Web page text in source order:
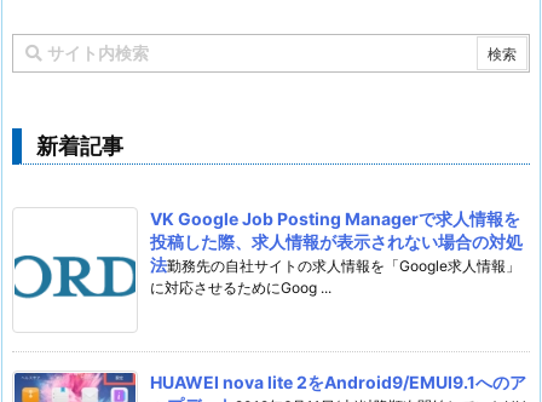
新着記事
VK Google Job Posting Managerで求人情報を
投稿した際、求人情報が表示されない場合の対処
法勤務先の自社サイトの求人情報を「Google求人情報」
に対応させるためにGoog ...
HUAWEI nova lite 2をAndroid9/EMUI9.1へのア